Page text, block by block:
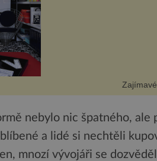
nebylo nic špatného, ale
a lidé si nechtěli
mnozí vývojáři se